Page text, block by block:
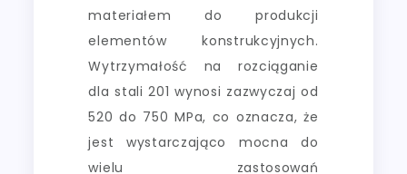
materiałem do produkcji
elementów konstrukcyjnych.
Wytrzymałość na rozciąganie
dla stali 201 wynosi zazwyczaj od
520 do 750 MPa, co oznacza, że
jest wystarczająco mocna do
wielu zastosowań